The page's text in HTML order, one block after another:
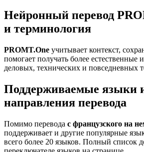
Нейронный перевод
и терминология
PROMT.One учитывает контекст,
помогает получать более естественные
деловых, технических и повседневных
Поддерживаемые языки
направления перевода
Помимо перевода с французского на
поддерживает и другие популярные
всего более 20 языков. Полный список